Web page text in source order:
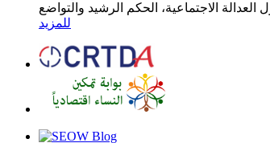
للمزيد